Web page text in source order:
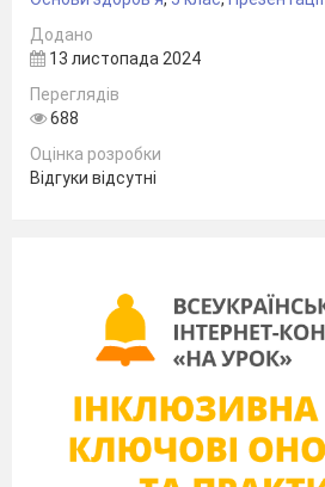
Додано
13 листопада 2024
Переглядів
688
Оцінка розробки
Відгуки відсутні